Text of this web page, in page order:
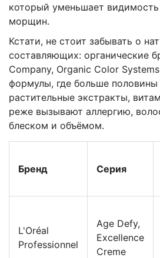
который уменьшает
морщин.
Кстати, не стоит забывать о
составляющих: органические
Company, Organic Color
формулы, где больше
растительные экстракты,
реже вызывают аллергию,
блеском и объёмом.
Бренд Серия
L'Oréal
Professionnel
Age Defy,
Excellence
Creme